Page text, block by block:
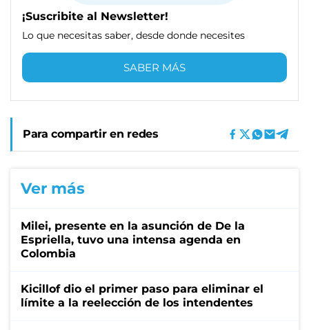
¡Suscribite al Newsletter!
Lo que necesitas saber, desde donde necesites
SABER MÁS
Para compartir en redes
Ver más
Milei, presente en la asunción de De la
Espriella, tuvo una intensa agenda en
Colombia
Kicillof dio el primer paso para eliminar el
límite a la reelección de los intendentes